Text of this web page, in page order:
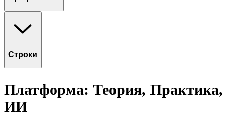
Строки
Платформа: Теория, Практика,
ИИ